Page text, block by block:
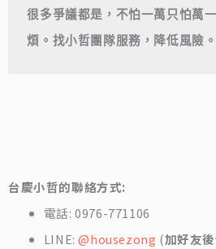
很多爭議都是，不怕一萬只怕萬
煩。找小哲團隊服務，降低風險
台慶小哲的聯絡方式:
電話: 0976-771106
LINE:@housezong (加好友